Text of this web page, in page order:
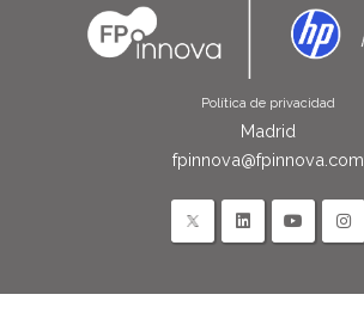
Política de privacidad
Madrid
fpinnova@fpinnova.com